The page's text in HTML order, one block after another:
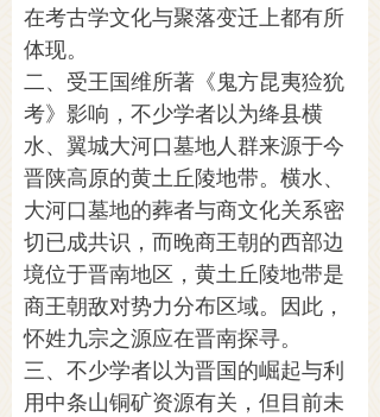
在考古学文化与聚落变迁上都有所
体现。
二、受王国维所著《鬼方昆夷猃狁
考》影响，不少学者以为绛县横
水、翼城大河口墓地人群来源于今
晋陕高原的黄土丘陵地带。横水、
大河口墓地的葬者与商文化关系密
切已成共识，而晚商王朝的西部边
境位于晋南地区，黄土丘陵地带是
商王朝敌对势力分布区域。因此，
怀姓九宗之源应在晋南探寻。
三、不少学者以为晋国的崛起与利
用中条山铜矿资源有关，但目前未